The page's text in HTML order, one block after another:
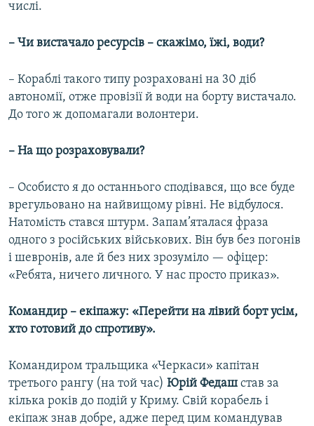
числі.
–​ Чи вистачало ресурсів –​ скажімо, їжі, води?
– Кораблі такого типу розраховані на 30 діб
автономії, отже провізії й води на борту вистачало.
До того ж допомагали волонтери.
–​ На що розраховували?
– Особисто я до останнього сподівався, що все буде
врегульовано на найвищому рівні. Не відбулося.
Натомість стався штурм. Запам’яталася фраза
одного з російських військових. Він був без погонів
і шевронів, але й без них зрозуміло — офіцер:
«Ребята, ничего личного. У нас просто приказ».
Командир –​ екіпажу: «Перейти на лівий борт усім,
хто готовий до спротиву».
Командиром тральщика «Черкаси» капітан
третього рангу (на той час) Юрій Федаш став за
кілька років до подій у Криму. Свій корабель і
екіпаж знав добре, адже перед цим командував